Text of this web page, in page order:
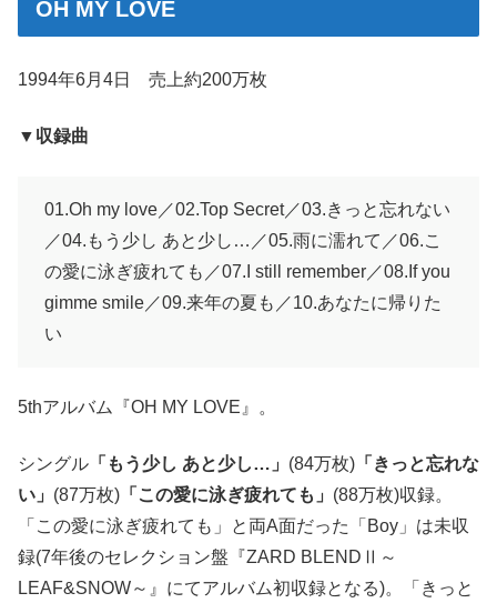
OH MY LOVE
1994年6月4日 売上約200万枚
▼収録曲
01.Oh my love／02.Top Secret／03.きっと忘れない
／04.もう少し あと少し…／05.雨に濡れて／06.こ
の愛に泳ぎ疲れても／07.I still remember／08.If you
gimme smile／09.来年の夏も／10.あなたに帰りた
い
5thアルバム『OH MY LOVE』。
シングル 「もう少し あと少し…」 (84万枚) 「きっと忘れな
い」 (87万枚) 「この愛に泳ぎ疲れても」 (88万枚)収録。
「この愛に泳ぎ疲れても」と両A面だった「Boy」は未収
録(7年後のセレクション盤『ZARD BLENDⅡ～
LEAF&SNOW～』にてアルバム初収録となる)。「きっと